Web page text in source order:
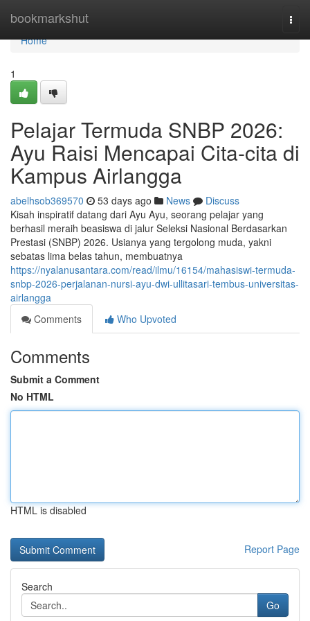
bookmarkshut
Home
Home
1
Pelajar Termuda SNBP 2026:
Ayu Raisi Mencapai Cita-cita di
Kampus Airlangga
abelhsob369570 53 days ago News
Discuss
Kisah inspiratif datang dari Ayu Ayu, seorang pelajar yang
berhasil meraih beasiswa di jalur Seleksi Nasional Berdasarkan
Prestasi (SNBP) 2026. Usianya yang tergolong muda, yakni
sebatas lima belas tahun, membuatnya
https://nyalanusantara.com/read/ilmu/16154/mahasiswi-termuda-
snbp-2026-perjalanan-nursi-ayu-dwi-ullitasari-tembus-universitas-
airlangga
Comments
Who Upvoted
Comments
Submit a Comment
No HTML
HTML is disabled
Report Page
Search
Go